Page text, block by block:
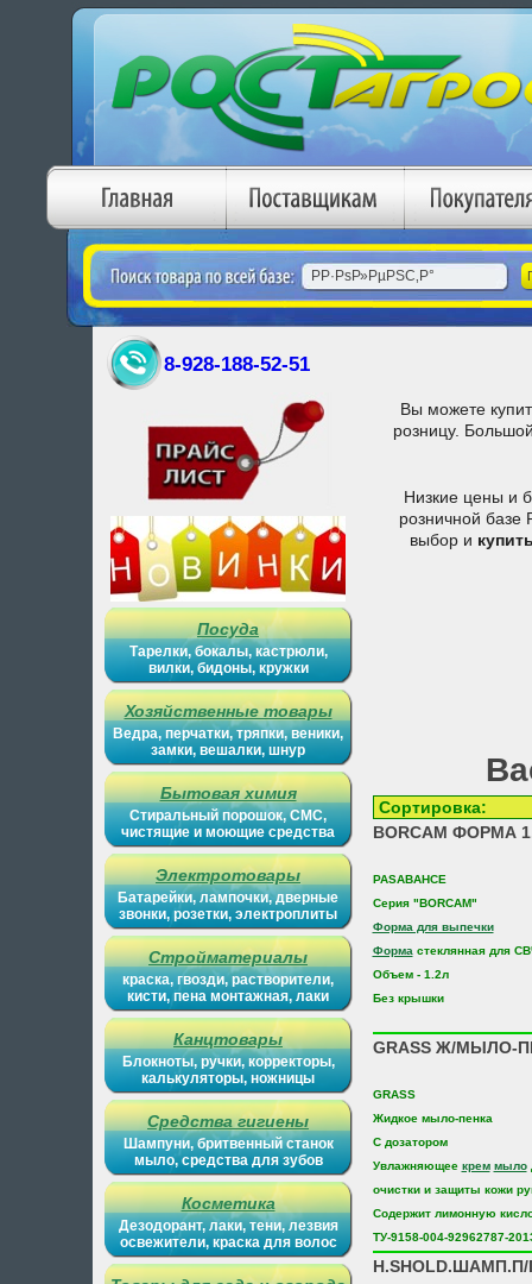
8-928-188-52-51
Посуда
Тарелки, бокалы, кастрюли,
вилки, бидоны, кружки
Хозяйственные товары
Ведра, перчатки, тряпки, веники,
замки, вешалки, шнур
Бытовая химия
Стиральный порошок, СМС,
чистящие и моющие средства
Электротовары
Батарейки, лампочки, дверные
звонки, розетки, электроплиты
Стройматериалы
краска, гвозди, растворители,
кисти, пена монтажная, лаки
Канцтовары
Блокноты, ручки, корректоры,
калькуляторы, ножницы
Средства гигиены
Шампуни, бритвенный станок
мыло, средства для зубов
Косметика
Дезодорант, лаки, тени, лезвия
освежители, краска для волос
Вы можете
розницу.
Низкие цены и
розничной базе
выбор и
BORCAM ФОРМА
PASABAHCE
Серия "BORCAM"
Форма для выпечки
Форма стеклянная для
Oбъем - 1.2л
Без крышки
GRASS Ж/МЫЛО-
GRASS
Жидкое мыло-пенка
C дозатором
Увлажняющее крем мыло
очистки и защиты кожи
Содержит лимонную
ТУ-9158-004-92962787-